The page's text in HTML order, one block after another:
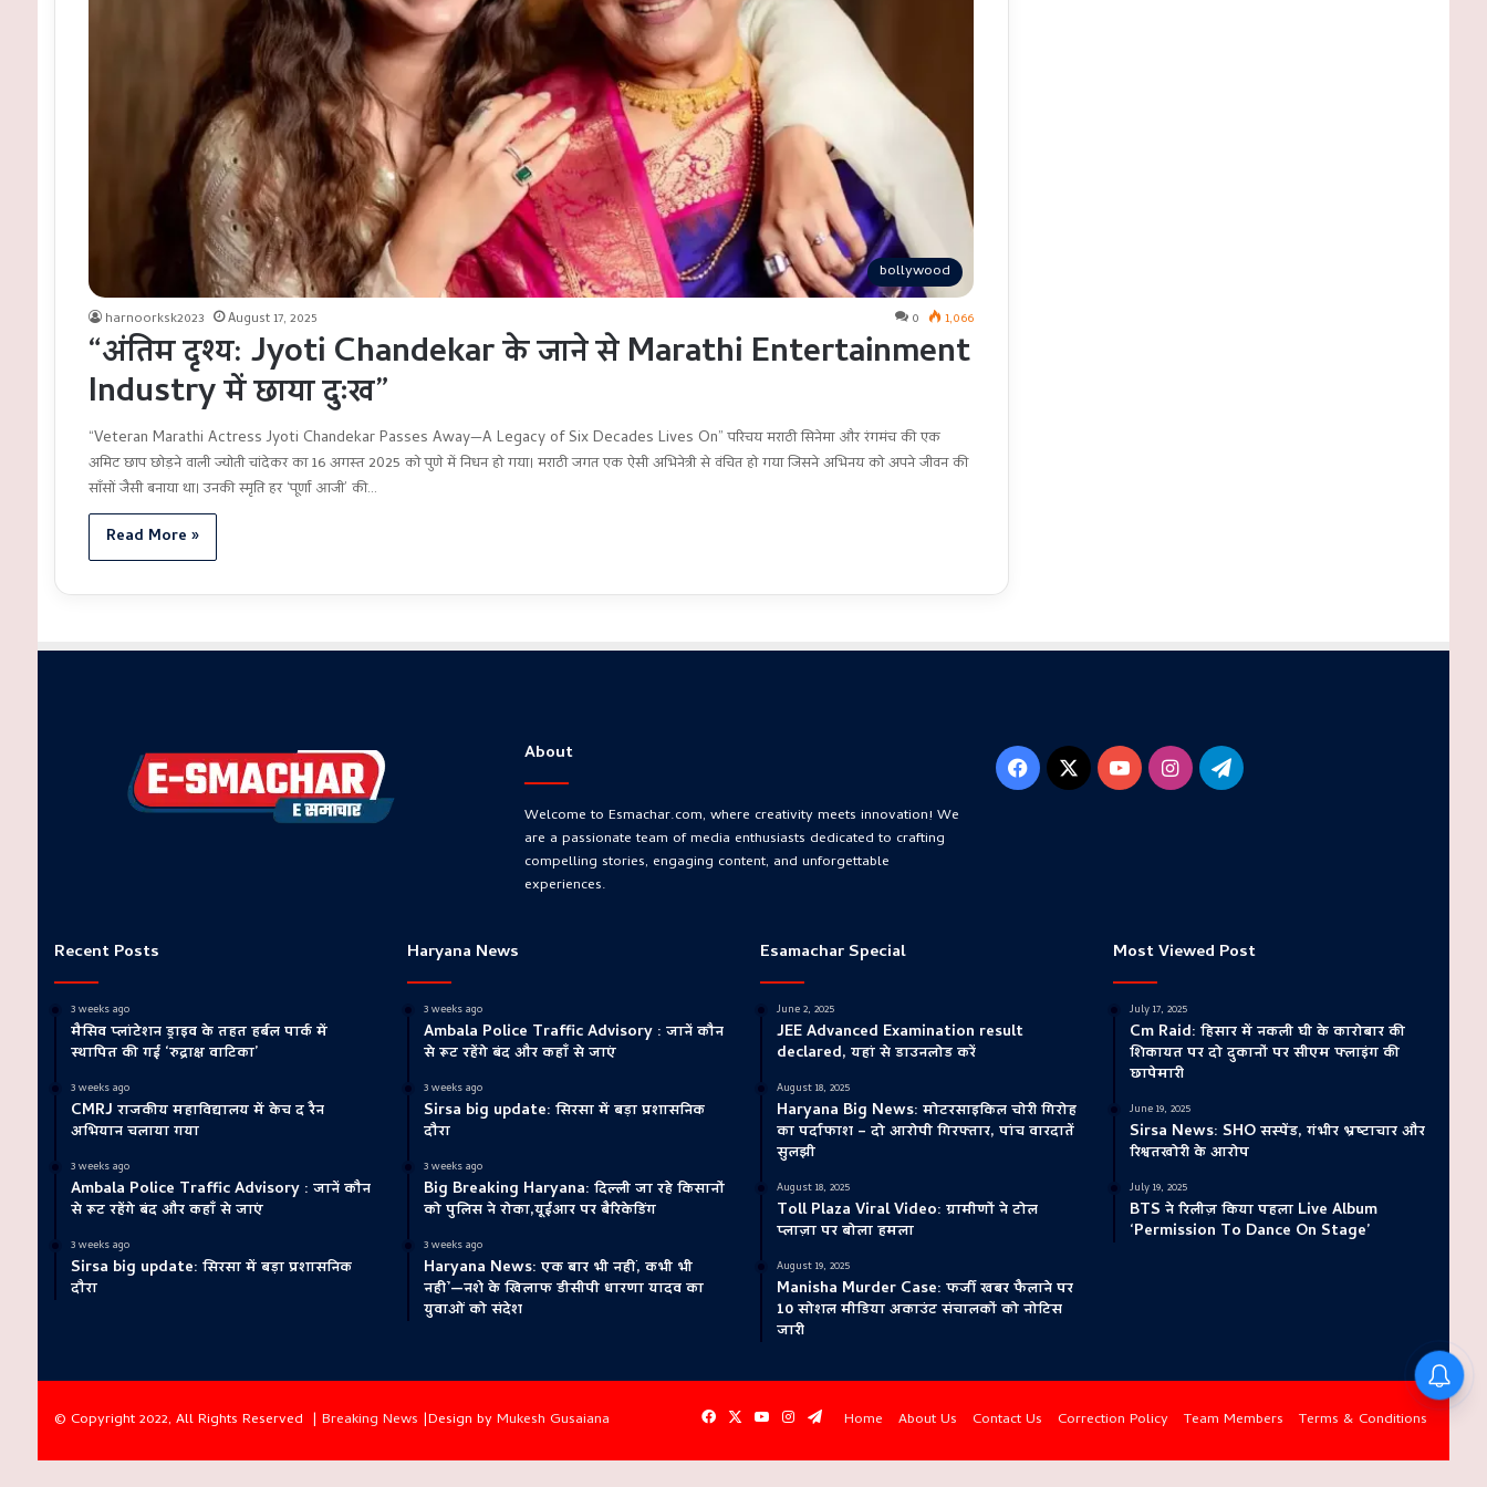
bollywood
harnoorksk2023 August 17, 2025 0 1,066
“अंतिम दृश्य: Jyoti Chandekar के जाने से Marathi Entertainment
Industry में छाया दुःख”
“Veteran Marathi Actress Jyoti Chandekar Passes Away—A Legacy of Six Decades Lives On” परिचय मराठी सिनेमा और रंगमंच की एक
अमिट छाप छोड़ने वाली ज्योती चांदेकर का 16 अगस्त 2025 को पुणे में निधन हो गया। मराठी जगत एक ऐसी अभिनेत्री से वंचित हो गया जिसने अभिनय को अपने जीवन की
साँसों जैसी बनाया था। उनकी स्मृति हर ‘पूर्णा आजी’ की…
Read More »
About
Welcome to Esmachar.com, where creativity meets innovation! We
are a passionate team of media enthusiasts dedicated to crafting
compelling stories, engaging content, and unforgettable
experiences.
Facebook
X YouTubeInstagramTelegram
Recent Posts
3 weeks ago
मैसिव प्लांटेशन ड्राइव के तहत हर्बल पार्क में
स्थापित की गई ‘रुद्राक्ष वाटिका’
3 weeks ago
CMRJ राजकीय महाविद्यालय में केच द रैन
अभियान चलाया गया
3 weeks ago
Ambala Police Traffic Advisory : जानें कौन
से रूट रहेंगे बंद और कहाँ से जाएं
3 weeks ago
Sirsa big update: सिरसा में बड़ा प्रशासनिक
दौरा
Haryana News
3 weeks ago
Ambala Police Traffic Advisory : जानें कौन
से रूट रहेंगे बंद और कहाँ से जाएं
3 weeks ago
Sirsa big update: सिरसा में बड़ा प्रशासनिक
दौरा
3 weeks ago
Big Breaking Haryana: दिल्ली जा रहे किसानों
को पुलिस ने रोका,यूईआर पर बैरिकेडिंग
3 weeks ago
Haryana News: एक बार भी नहीं, कभी भी
नहीं’—नशे के खिलाफ डीसीपी धारणा यादव का
युवाओं को संदेश
Esamachar Special
June 2, 2025
JEE Advanced Examination result
declared, यहां से डाउनलोड करें
August 18, 2025
Haryana Big News: मोटरसाइकिल चोरी गिरोह
का पर्दाफाश – दो आरोपी गिरफ्तार, पांच वारदातें
सुलझी
August 18, 2025
Toll Plaza Viral Video: ग्रामीणों ने टोल
प्लाज़ा पर बोला हमला
August 19, 2025
Manisha Murder Case: फर्जी खबर फैलाने पर
10 सोशल मीडिया अकाउंट संचालकों को नोटिस
जारी
Most Viewed Post
July 17, 2025
Cm Raid: हिसार में नकली घी के कारोबार की
शिकायत पर दो दुकानों पर सीएम फ्लाइंग की
छापेमारी
June 19, 2025
Sirsa News: SHO सस्पेंड, गंभीर भ्रष्टाचार और
रिश्वतखोरी के आरोप
July 19, 2025
BTS ने रिलीज़ किया पहला Live Album
‘Permission To Dance On Stage’
© Copyright 2022, All Rights Reserved | Breaking News |Design byMukesh Gusaiana Home About Us Contact Us Correction Policy Team Members Terms & Conditions
Facebook
X YouTubeInstagram
Telegram